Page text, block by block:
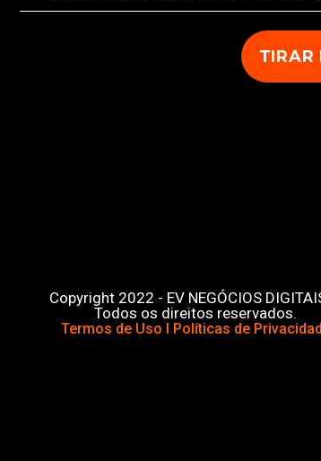
TIRAR
Copyright 2022 - EV NEGÓCIOS
Todos os direitos reservados.
Termos de Uso I Políticas de